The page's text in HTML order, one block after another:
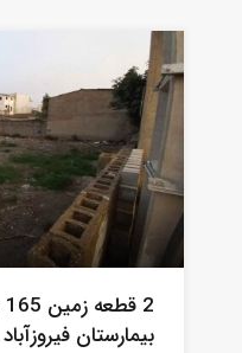
بیمارستان فیروزآباد